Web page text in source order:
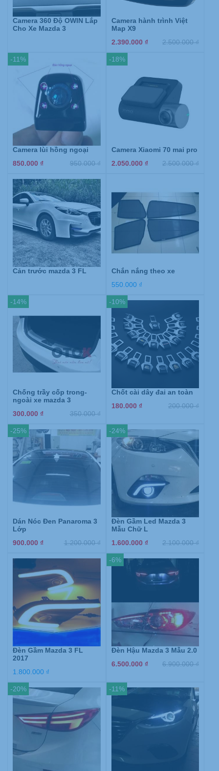
Camera 360 Độ OWIN Lắp
Cho Xe Mazda 3
Camera hành trình Việt
Map X9
2.500.000₫
2.390.000 ₫
-11%
Camera lùi hồng ngoại
950.000₫
850.000 ₫
-18%
Camera Xiaomi 70 mai pro
2.500.000₫
2.050.000 ₫
Cản trước mazda 3 FL
Chắn nắng theo xe
550.000 ₫
-14%
Chống trầy cốp trong-
ngoài xe mazda 3
350.000₫
300.000 ₫
-10%
Chốt cài dây đai an toàn
200.000₫
180.000 ₫
-25%
Dán Nóc Đen Panaroma 3
Lớp
1.200.000₫
900.000 ₫
-24%
Đèn Gầm Led Mazda 3
Mẫu Chữ L
2.100.000₫
1.600.000 ₫
Đèn Gầm Mazda 3 FL
2017
1.800.000 ₫
-6%
Đèn Hậu Mazda 3 Mẫu 2.0
6.900.000₫
6.500.000 ₫
-20% -11%